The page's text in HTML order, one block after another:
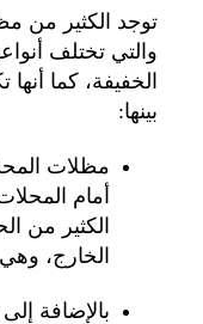
توجد الكثير من
والتي تختلف
الخفيفة، كما
بينها:
مظلات
أمام
الكثير من
الخارج،
بالإضافة